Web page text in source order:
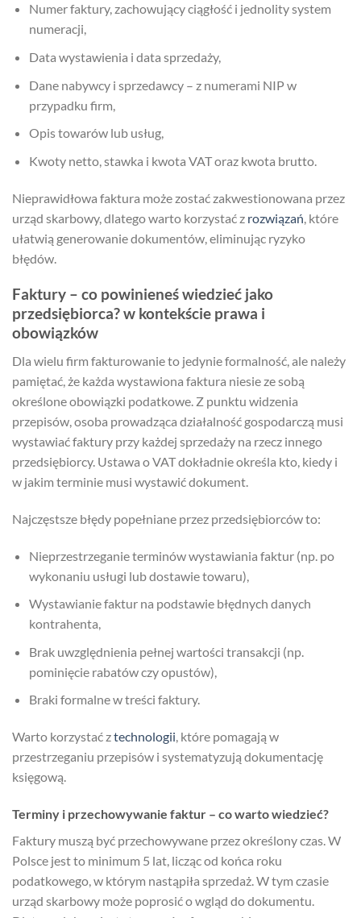
Numer faktury, zachowujący ciągłość i jednolity system
numeracji,
Data wystawienia i data sprzedaży,
Dane nabywcy i sprzedawcy – z numerami NIP w
przypadku firm,
Opis towarów lub usług,
Kwoty netto, stawka i kwota VAT oraz kwota brutto.
Nieprawidłowa faktura może zostać zakwestionowana przez
urząd skarbowy, dlatego warto korzystać z rozwiązań , które
ułatwią generowanie dokumentów, eliminując ryzyko
błędów.
Faktury – co powinieneś wiedzieć jako
przedsiębiorca? w kontekście prawa i
obowiązków
Dla wielu firm fakturowanie to jedynie formalność, ale należy
pamiętać, że każda wystawiona faktura niesie ze sobą
określone obowiązki podatkowe. Z punktu widzenia
przepisów, osoba prowadząca działalność gospodarczą musi
wystawiać faktury przy każdej sprzedaży na rzecz innego
przedsiębiorcy. Ustawa o VAT dokładnie określa kto, kiedy i
w jakim terminie musi wystawić dokument.
Najczęstsze błędy popełniane przez przedsiębiorców to:
Nieprzestrzeganie terminów wystawiania faktur (np. po
wykonaniu usługi lub dostawie towaru),
Wystawianie faktur na podstawie błędnych danych
kontrahenta,
Brak uwzględnienia pełnej wartości transakcji (np.
pominięcie rabatów czy opustów),
Braki formalne w treści faktury.
Warto korzystać ztechnologii, które pomagają w
przestrzeganiu przepisów i systematyzują dokumentację
księgową.
Terminy i przechowywanie faktur – co warto wiedzieć?
Faktury muszą być przechowywane przez określony czas. W
Polsce jest to minimum 5 lat, licząc od końca roku
podatkowego, w którym nastąpiła sprzedaż. W tym czasie
urząd skarbowy może poprosić o wgląd do dokumentu.